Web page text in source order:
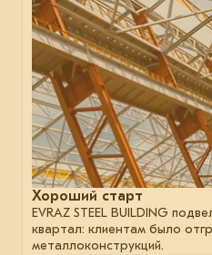
Хороший старт
EVRAZ STEEL BUILDING
квартал: клиентам было
металлоконструкций.